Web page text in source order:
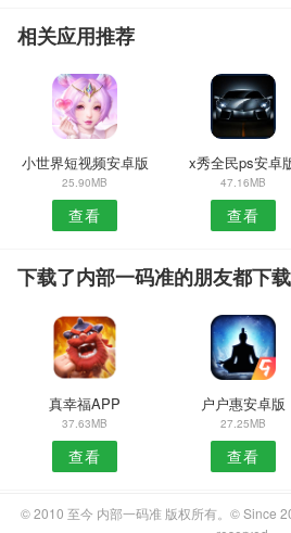
相关应用推荐
小世界短视频安卓版
25.90MB
查看
x秀全民ps安卓
47.16MB
查看
下载了内部一码准的朋友都下
真幸福APP
37.63MB
查看
户户惠安卓版
27.25MB
查看
© 2010 至今 内部一码准 版权所有。© Since